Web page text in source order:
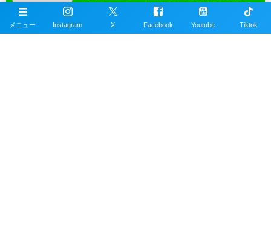
鑑。現在220種以上掲載。沖縄本島、近郊離島で
メニュー Instagram X Facebook Youtube Tiktok